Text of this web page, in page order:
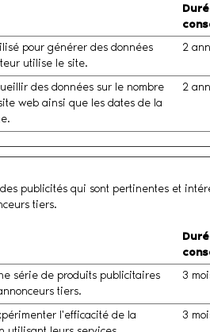
pour générer des données
utilise le site.
2
des données sur le nombre
web ainsi que les dates de la
2
publicités qui sont pertinentes et
tiers.
série de produits publicitaires
tiers.
3
l'efficacité de la
3